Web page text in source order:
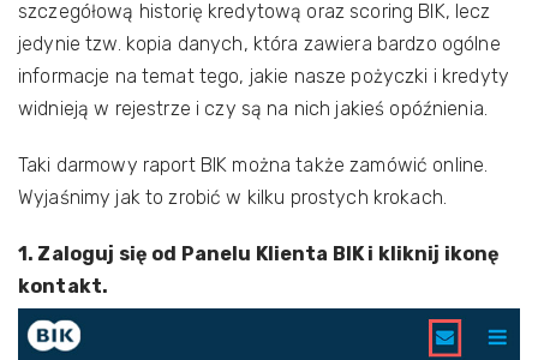
szczegółową historię kredytową oraz scoring BIK, lecz
jedynie tzw. kopia danych, która zawiera bardzo ogólne
informacje na temat tego, jakie nasze pożyczki i kredyty
widnieją w rejestrze i czy są na nich jakieś opóźnienia.
Taki darmowy raport BIK można także zamówić online.
Wyjaśnimy jak to zrobić w kilku prostych krokach.
1. Zaloguj się od Panelu Klienta BIK i kliknij ikonę
kontakt.